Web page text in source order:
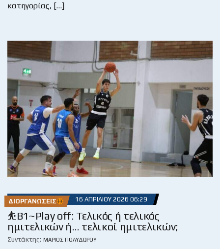
κατηγορίας, […]
ΔΙΟΡΓΑΝΏΣΕΙΣ 16 ΑΠΡΙΛΊΟΥ 2026 06:29
⛹️Β1~Ρlay off: Τελικός ή τελικός
ημιτελικών ή… τελικοί ημιτελικών;
Συντάκτης: ΜΆΡΙΟΣ ΠΟΛΥΔΏΡΟΥ